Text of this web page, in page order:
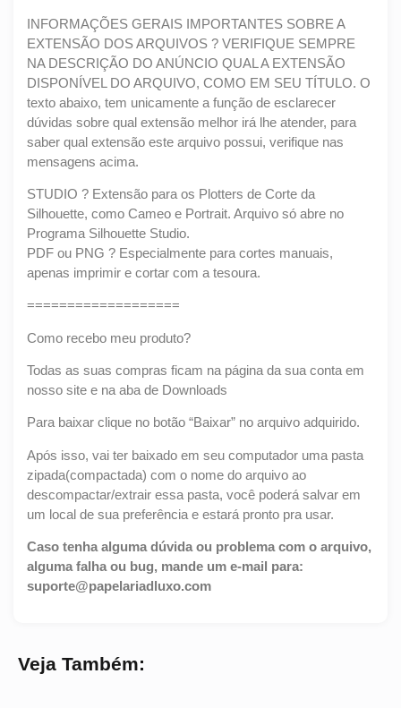
INFORMAÇÕES GERAIS IMPORTANTES SOBRE A
EXTENSÃO DOS ARQUIVOS ? VERIFIQUE SEMPRE
NA DESCRIÇÃO DO ANÚNCIO QUAL A EXTENSÃO
DISPONÍVEL DO ARQUIVO, COMO EM SEU TÍTULO. O
texto abaixo, tem unicamente a função de esclarecer
dúvidas sobre qual extensão melhor irá lhe atender, para
saber qual extensão este arquivo possui, verifique nas
mensagens acima.
STUDIO ? Extensão para os Plotters de Corte da
Silhouette, como Cameo e Portrait. Arquivo só abre no
Programa Silhouette Studio.
PDF ou PNG ? Especialmente para cortes manuais,
apenas imprimir e cortar com a tesoura.
===================
Como recebo meu produto?
Todas as suas compras ficam na página da sua conta em
nosso site e na aba de Downloads
Para baixar clique no botão “Baixar” no arquivo adquirido.
Após isso, vai ter baixado em seu computador uma pasta
zipada(compactada) com o nome do arquivo ao
descompactar/extrair essa pasta, você poderá salvar em
um local de sua preferência e estará pronto pra usar.
Caso tenha alguma dúvida ou problema com o arquivo,
alguma falha ou bug, mande um e-mail para:
suporte@papelariadluxo.com
Veja Também: